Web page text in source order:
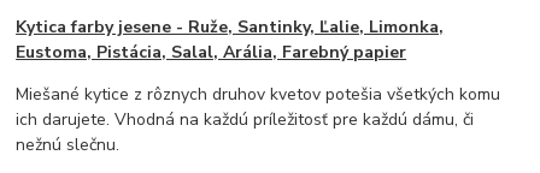
Kytica farby jesene - Ruže, Santinky, Ľalie, Limonka,
Eustoma, Pistácia, Salal, Arália, Farebný papier
Miešané kytice z rôznych druhov kvetov potešia všetkých komu
ich darujete. Vhodná na každú príležitosť pre každú dámu, či
nežnú slečnu.